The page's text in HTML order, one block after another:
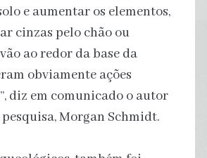
e aumentar os elementos,
cinzas pelo chão ou
ao redor da base da
obviamente ações
diz em comunicado o autor
Morgan Schmidt.